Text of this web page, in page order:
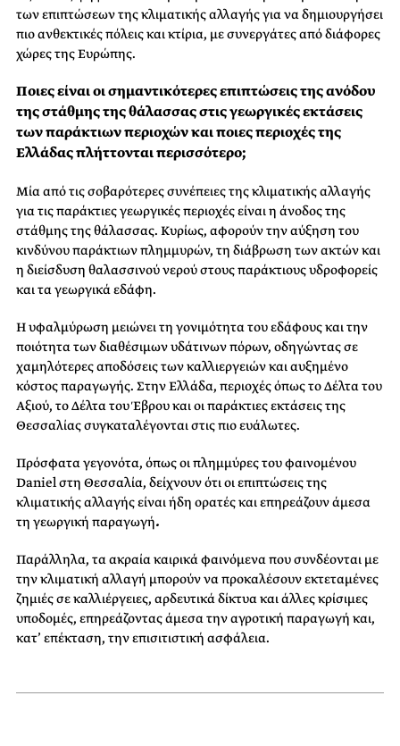
των επιπτώσεων της κλιματικής αλλαγής για να δημιουργήσει
πιο ανθεκτικές πόλεις και κτίρια, με συνεργάτες από διάφορες
χώρες της Ευρώπης.
Ποιες είναι οι σημαντικότερες επιπτώσεις της ανόδου
της στάθμης της θάλασσας στις γεωργικές εκτάσεις
των παράκτιων περιοχών και ποιες περιοχές της
Ελλάδας πλήττονται περισσότερο;
Μία από τις σοβαρότερες συνέπειες της κλιματικής αλλαγής
για τις παράκτιες γεωργικές περιοχές είναι η άνοδος της
στάθμης της θάλασσας. Κυρίως, αφορούν την αύξηση του
κινδύνου παράκτιων πλημμυρών, τη διάβρωση των ακτών και
η διείσδυση θαλασσινού νερού στους παράκτιους υδροφορείς
και τα γεωργικά εδάφη.
Η υφαλμύρωση μειώνει τη γονιμότητα του εδάφους και την
ποιότητα των διαθέσιμων υδάτινων πόρων, οδηγώντας σε
χαμηλότερες αποδόσεις των καλλιεργειών και αυξημένο
κόστος παραγωγής. Στην Ελλάδα, περιοχές όπως το Δέλτα του
Αξιού, το Δέλτα του Έβρου και οι παράκτιες εκτάσεις της
Θεσσαλίας συγκαταλέγονται στις πιο ευάλωτες.
Πρόσφατα γεγονότα, όπως οι πλημμύρες του φαινομένου
Daniel στη Θεσσαλία, δείχνουν ότι οι επιπτώσεις της
κλιματικής αλλαγής είναι ήδη ορατές και επηρεάζουν άμεσα
τη γεωργική παραγωγή.
Παράλληλα, τα ακραία καιρικά φαινόμενα που συνδέονται με
την κλιματική αλλαγή μπορούν να προκαλέσουν εκτεταμένες
ζημιές σε καλλιέργειες, αρδευτικά δίκτυα και άλλες κρίσιμες
υποδομές, επηρεάζοντας άμεσα την αγροτική παραγωγή και,
κατ’ επέκταση, την επισιτιστική ασφάλεια.